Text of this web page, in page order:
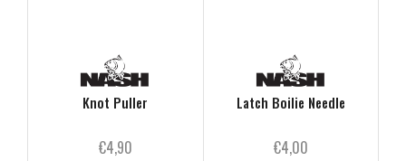
Knot Puller
€4,90
Latch Boilie Needle
€4,00